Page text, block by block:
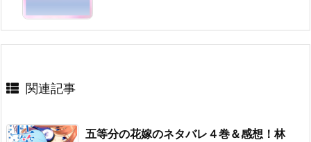
関連記事
五等分の花嫁のネタバレ４巻＆感想！林